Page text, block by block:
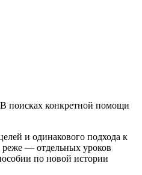
В поисках конкретной помощи
и одинакового подхода к
реже — отдельных уроков
по новой истории